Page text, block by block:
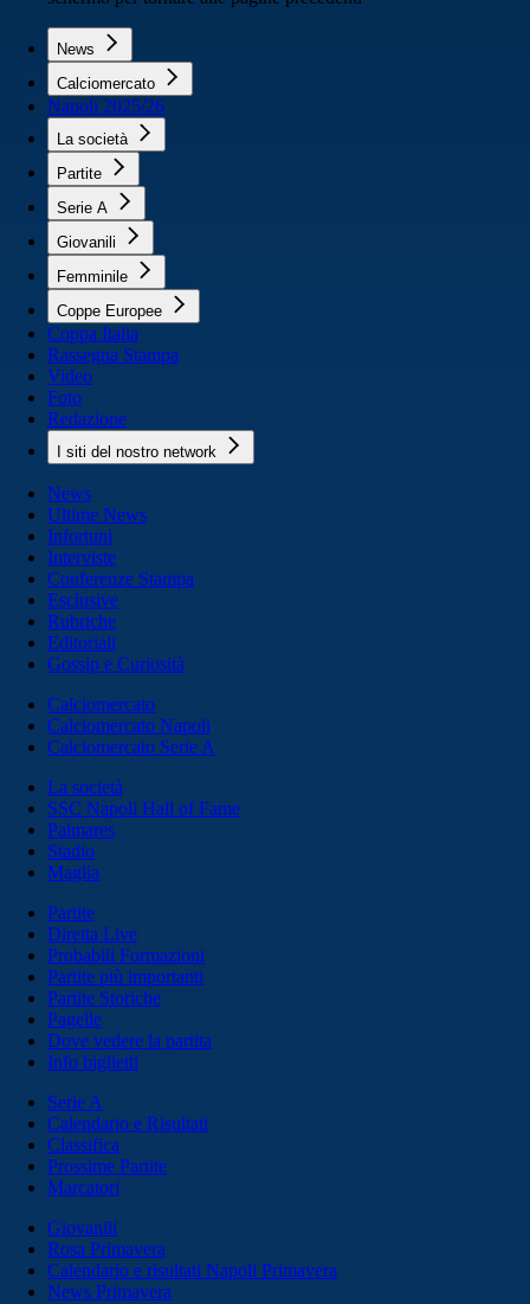
News
Calciomercato
Napoli 2025/26
La società
Partite
Serie A
Giovanili
Femminile
Coppe Europee
Coppa Italia
Rassegna Stampa
Video
Foto
Redazione
I siti del nostro network
News
Ultime News
Infortuni
Interviste
Conferenze Stampa
Esclusive
Rubriche
Editoriali
Gossip e Curiosità
Calciomercato
Calciomercato Napoli
Calciomercato Serie A
La società
SSC Napoli Hall of Fame
Palmares
Stadio
Maglia
Partite
Diretta Live
Probabili Formazioni
Partite più importanti
Partite Storiche
Pagelle
Dove vedere la partita
Info biglietti
Serie A
Calendario e Risultati
Classifica
Prossime Partite
Marcatori
Giovanili
Rosa Primavera
Calendario e risultati Napoli Primavera
News Primavera